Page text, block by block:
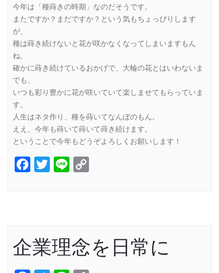
今年は「種蒔きの時期」なのだそうです。
またですか？まだですか？という気もちょっぴりします
が、
種は蒔き続けないと花が咲かなくなってしまいますもん
ね。
確かに蒔き続けているおかげで、大輪の花とはいわないま
でも、
いつも彩り豊かに花が咲いていて楽しませてもらっていま
す。
人生はネタ作り、種を蒔いてなんぼのもん。
ええ、今年も蒔いて蒔いて蒔き続けます。
ということで今年もどうぞよろしくお願いします！
Facebook
Twitter
Line
企業理念を日常に